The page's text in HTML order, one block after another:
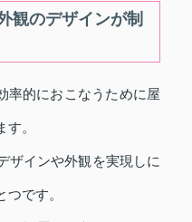
観のデザインが制
率的におこなうために屋
。
ザインや外観を実現しに
です。